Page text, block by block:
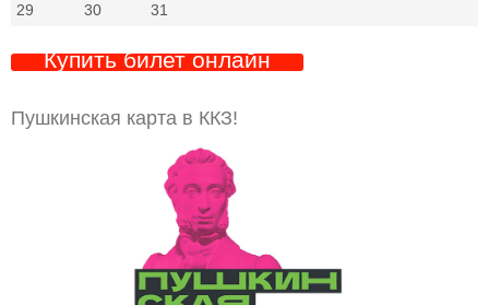
29
30 31
Купить билет онлайн
Пушкинская карта в ККЗ!